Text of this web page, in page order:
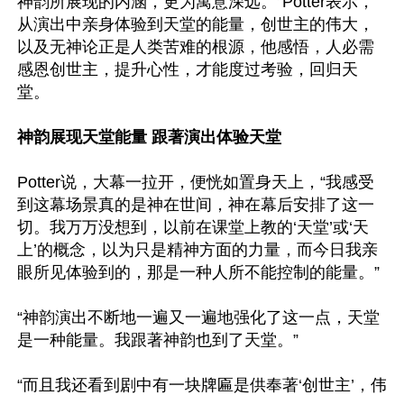
从演出中亲身体验到天堂的能量，创世主的伟大，
以及无神论正是人类苦难的根源，他感悟，人必需
感恩创世主，提升心性，才能度过考验，回归天
堂。
神韵展现天堂能量 跟著演出体验天堂
Potter说，大幕一拉开，便恍如置身天上，“我感受
到这幕场景真的是神在世间，神在幕后安排了这一
切。我万万没想到，以前在课堂上教的‘天堂’或‘天
上’的概念，以为只是精神方面的力量，而今日我亲
眼所见体验到的，那是一种人所不能控制的能量。”
“神韵演出不断地一遍又一遍地强化了这一点，天堂
是一种能量。我跟著神韵也到了天堂。”
“而且我还看到剧中有一块牌匾是供奉著‘创世主’，伟